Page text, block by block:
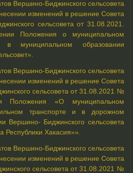
Вершино-Биджинского сельсовета
изменений в решение Совета
сельсовета от 31.08.2021.
Положения о муниципальном
муниципальном образовании
Вершино-Биджинского сельсовета
изменений в решение Совета
сельсовета от 31.08.2021 №
Положения «О муниципальном
транспорте и в дорожном
Вершино- Биджинского сельсовета
Республики Хакасия»».
Вершино-Биджинского сельсовета
изменений в решение Совета
сельсовета от 31.08.2021 №